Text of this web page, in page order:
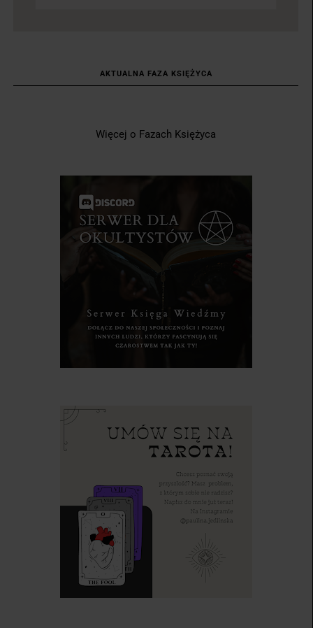
AKTUALNA FAZA KSIĘŻYCA
Więcej o Fazach Księżyca